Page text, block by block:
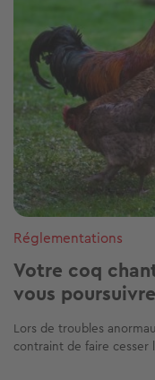
Réglementations
Votre coq
vous
Lors de troubles
contraint de faire cesser